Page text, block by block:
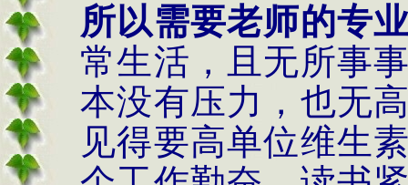
所以需要老师的专
常生活，且无所事
本没有压力，也无
见得要高单位维生